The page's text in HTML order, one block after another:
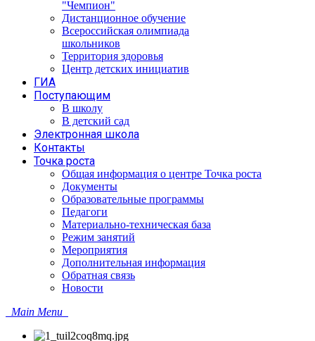
"Чемпион"
Дистанционное обучение
Всероссийская олимпиада
школьников
Территория здоровья
Центр детских инициатив
ГИА
Поступающим
В школу
В детский сад
Электронная школа
Контакты
Точка роста
Общая информация о центре Точка роста
Документы
Образовательные программы
Педагоги
Материально-техническая база
Режим занятий
Мероприятия
Дополнительная информация
Обратная связь
Новости
Main Menu